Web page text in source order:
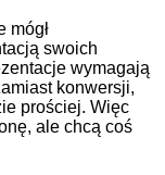
mógł
swoich
wymagają
konwersji,
prościej. Więc
ale chcą coś